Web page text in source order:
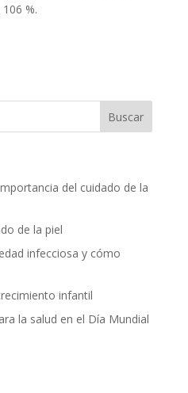
%.
del cuidado de la
de la piel
infecciosa y cómo
infantil
la salud en el Día Mundial